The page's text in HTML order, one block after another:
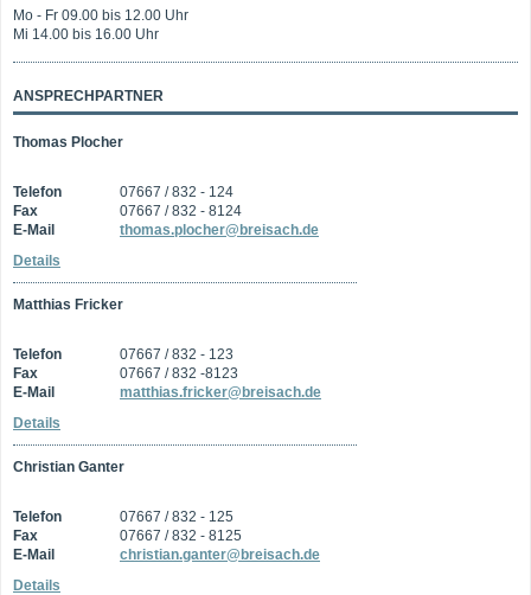
Mo - Fr 09.00 bis 12.00 Uhr
Mi 14.00 bis 16.00 Uhr
ANSPRECHPARTNER
Thomas Plocher
Telefon
07667 / 832 - 124
Fax
07667 / 832 - 8124
E-Mail
thomas.plocher@breisach.de
Details
Matthias Fricker
Telefon
07667 / 832 - 123
Fax
07667 / 832 -8123
E-Mail
matthias.fricker@breisach.de
Details
Christian Ganter
Telefon
07667 / 832 - 125
Fax
07667 / 832 - 8125
E-Mail
christian.ganter@breisach.de
Details